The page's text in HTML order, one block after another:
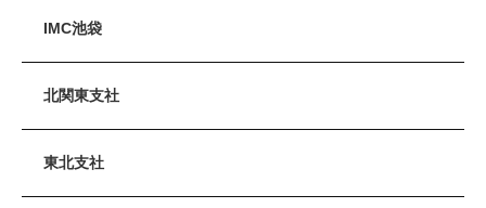
IMC池袋
北関東支社
東北支社